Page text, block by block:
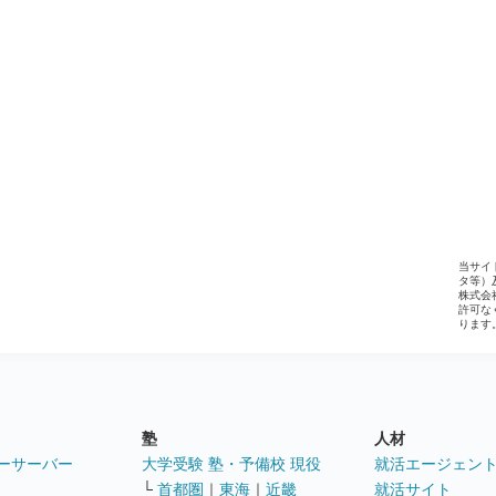
当サイ
タ等）
株式会
許可な
ります
サーバー
塾
大学受験 塾・予備校 現役
└ 首都圏 ｜ 東海 ｜ 近畿
人材
就活エージェン
就活サイト